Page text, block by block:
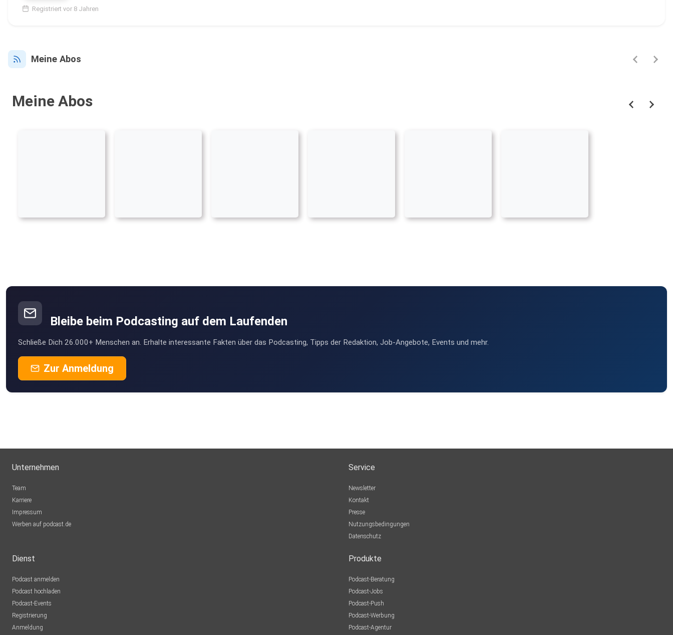
Registriert vor 8 Jahren
Meine Abos
Meine Abos
Bleibe beim Podcasting auf dem Laufenden
Schließe Dich 26.000+ Menschen an. Erhalte interessante Fakten über das Podcasting, Tipps der Redaktion, Job-Angebote, Events und mehr.
Zur Anmeldung
Unternehmen
Team
Karriere
Impressum
Werben auf podcast.de
Service
Newsletter
Kontakt
Presse
Nutzungsbedingungen
Datenschutz
Dienst
Podcast anmelden
Podcast hochladen
Podcast-Events
Registrierung
Anmeldung
Produkte
Podcast-Beratung
Podcast-Jobs
Podcast-Push
Podcast-Werbung
Podcast-Agentur